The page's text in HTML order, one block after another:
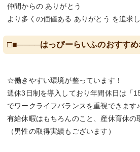
仲間からの ありがとう
より多くの価値ある ありがとう を追求
□■────はっぴーらいふのおすす
☆働きやすい環境が整っています！
週休3日制を導入しており年間休日は「
でワークライフバランスを重視できます♪
有給休暇はもちろんのこと、産休育休の
（男性の取得実績もございます）